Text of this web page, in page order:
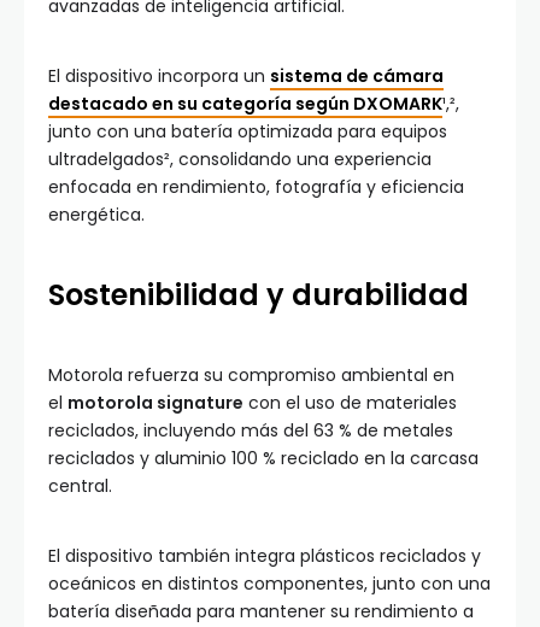
avanzadas de inteligencia artificial.
El dispositivo incorpora un sistema de cámara
destacado en su categoría según DXOMARK¹,²,
junto con una batería optimizada para equipos
ultradelgados², consolidando una experiencia
enfocada en rendimiento, fotografía y eficiencia
energética.
Sostenibilidad y durabilidad
Motorola refuerza su compromiso ambiental en
el motorola signature con el uso de materiales
reciclados, incluyendo más del 63 % de metales
reciclados y aluminio 100 % reciclado en la carcasa
central.
El dispositivo también integra plásticos reciclados y
oceánicos en distintos componentes, junto con una
batería diseñada para mantener su rendimiento a